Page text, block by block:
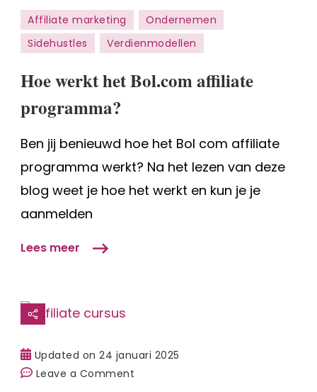
Hoe
werkt
het
affiliate
Affiliate marketing
Ondernemen
Sidehustles
Verdienmodellen
Hoe werkt het Bol.com affiliate
programma?
Ben jij benieuwd hoe het Bol com affiliate
programma werkt? Na het lezen van deze
blog weet je hoe het werkt en kun je je
aanmelden
Lees meer
Updated on24 januari 2025
Leave a Comment